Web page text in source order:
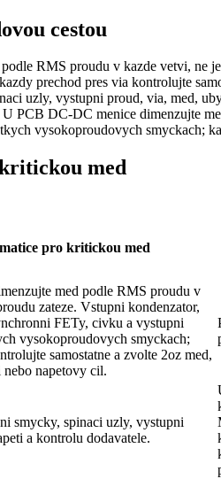
cestou
RMS proudu v kazde vetvi, ne
prechod pres via kontrolujte
uzly, vystupni proud, via, med,
U PCB DC-DC menice dimenzujte
vysokoproudovych smyckach;
med
pro kritickou med
med podle RMS proudu v
zateze. Vstupni kondenzator,
FETy, civku a vystupni
vysokoproudovych smyckach;
samostatne a zvolte 2oz med,
napetovy cil.
smycky, spinaci uzly, vystupni
a kontrolu dodavatele.